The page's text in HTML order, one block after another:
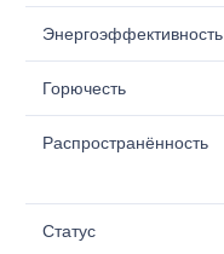
Энергоэффективность
Горючесть
Распространённость
Статус